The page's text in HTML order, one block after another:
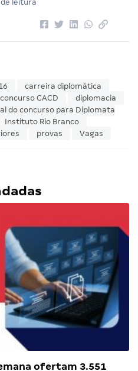
leitura
carreira diplomática
concurso CACD
diplomacia
do concurso para Diplomata
Instituto Rio Branco
provas Vagas
ofertam 3.551